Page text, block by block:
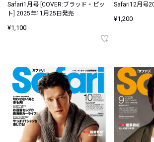
Safari1月号 [COVER:ブラッド・ピッ
ト] 2025年11月25日発売
¥1,100
Safari12月号
¥1,200